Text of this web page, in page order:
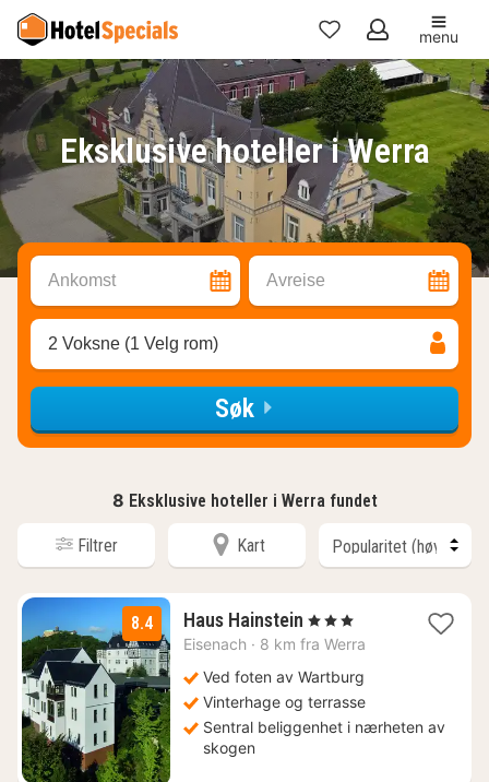
Mine
favoritter
menu
Eksklusive hoteller i Werra
Ankomst Avreise
2 Voksne (1 Velg rom)
Søk
8 Eksklusive hoteller i Werra fundet
Filtrer Kart
8.4 Haus Hainstein 2
netter
704
kr.
, 3 Stjerner
Eisenach · 8 km fra Werra
Ved foten av Wartburg
Vinterhage og terrasse
Sentral beliggenhet i nærheten av
skogen